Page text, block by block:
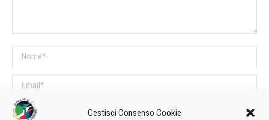
Gestisci Consenso Cookie
Nome *
Email *
Sito web